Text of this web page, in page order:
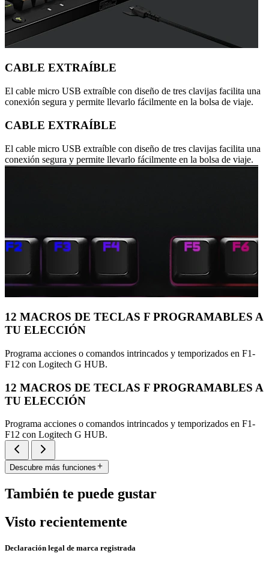
CABLE EXTRAÍBLE
El cable micro USB extraíble con diseño de tres clavijas facilita una
conexión segura y permite llevarlo fácilmente en la bolsa de viaje.
CABLE EXTRAÍBLE
El cable micro USB extraíble con diseño de tres clavijas facilita una
conexión segura y permite llevarlo fácilmente en la bolsa de viaje.
12 MACROS DE TECLAS F PROGRAMABLES A
TU ELECCIÓN
Programa acciones o comandos intrincados y temporizados en F1-
F12 con Logitech G HUB.
12 MACROS DE TECLAS F PROGRAMABLES A
TU ELECCIÓN
Programa acciones o comandos intrincados y temporizados en F1-
F12 con Logitech G HUB.
Descubre más funciones
También te puede gustar
Visto recientemente
Declaración legal de marca registrada